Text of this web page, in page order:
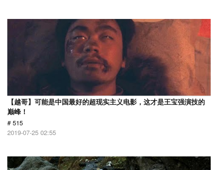
【越哥】可能是中国最好的超现实主义电影，这才是王宝强演技的
巅峰！
# 515
2019-07-25 02:55